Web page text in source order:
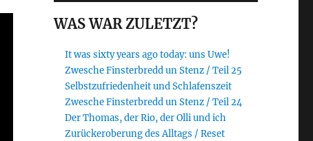
WAS WAR ZULETZT?
It was sixty years ago today: uns Uwe!
Zwesche Finsterbredd un Stenz / Teil 25
Selbstzufriedenheit und Schlafenszeit
Zwesche Finsterbredd un Stenz / Teil 24
Der Thomas, der Rio, der Olli und ich
Zurückeroberung des Alltags / Reset